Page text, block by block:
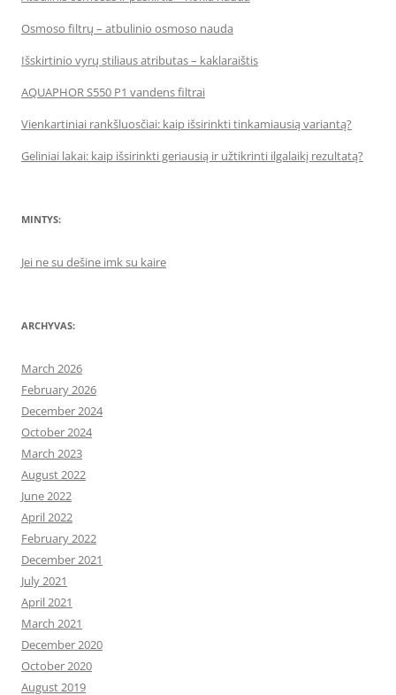
Osmoso filtrų – atbulinio osmoso nauda
Išskirtinio vyrų stiliaus atributas – kaklaraištis
AQUAPHOR S550 P1 vandens filtrai
Vienkartiniai rankšluosčiai: kaip išsirinkti tinkamiausią variantą?
Geliniai lakai: kaip išsirinkti geriausią ir užtikrinti ilgalaikį rezultatą?
MINTYS:
Jei ne su dešine imk su kaire
ARCHYVAS:
March 2026
February 2026
December 2024
October 2024
March 2023
August 2022
June 2022
April 2022
February 2022
December 2021
July 2021
April 2021
March 2021
December 2020
October 2020
August 2019